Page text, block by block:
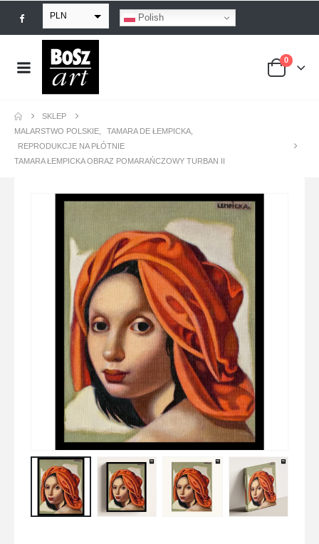
PLN
EUR
USD
Polish
0
SKLEP
MALARSTWO POLSKIE
TAMARA DE ŁEMPICKA
REPRODUKCJE NA PŁÓTNIE
TAMARA ŁEMPICKA OBRAZ POMARAŃCZOWY TURBAN II